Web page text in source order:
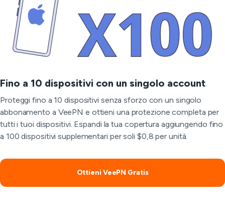
Fino a 10 dispositivi con un singolo account
Proteggi fino a 10 dispositivi senza sforzo con un singolo
abbonamento a VeePN e ottieni una protezione completa per
tutti i tuoi dispositivi. Espandi la tua copertura aggiungendo fino
a 100 dispositivi supplementari per soli $0,8 per unità.
Ottieni VeePN Gratis